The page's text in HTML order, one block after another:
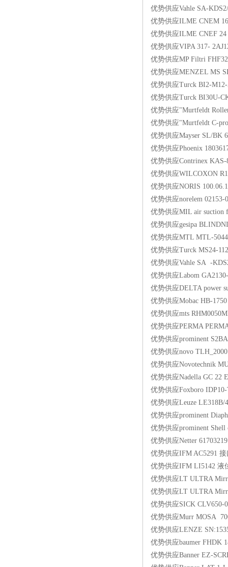
优势供应Vahle SA-
优势供应ILME CNEM
优势供应ILME CNEF
优势供应VIPA 317-
优势供应MP Filtri
优势供应MENZEL MS
优势供应Turck BI2-
优势供应Turck BI30U-
优势供应"Murtfeldt
优势供应"Murtfeldt C-
优势供应Mayser SL/BK
优势供应Phoenix
优势供应Contrinex
优势供应WILCOXON
优势供应NORIS
优势供应norelem 02153-
优势供应MIL air suction
优势供应gesipa
优势供应MTL MTL-
优势供应Turck MS24-
优势供应Vahle SA -
优势供应Labom
优势供应DELTA power
优势供应Mobac HB-
优势供应mts
优势供应PERMA
优势供应prominent
优势供应novo
优势供应Novotechnik
优势供应Nadella GC 22
优势供应Foxboro
优势供应Leuze LE318B/
优势供应prominent
优势供应prominent
优势供应Netter
优势供应IFM AC5291
优势供应IFM LI5142 液
优势供应LT ULTRA
优势供应LT ULTRA
优势供应SICK CLV650-
优势供应Murr MOSA
优势供应LENZE
优势供应baumer FHDK
优势供应Banner EZ-